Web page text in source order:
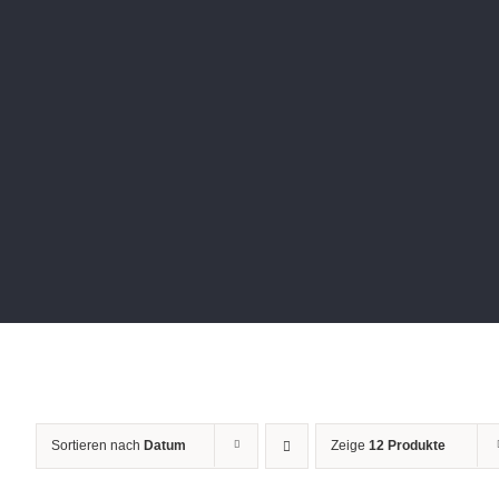
Sortieren nach Datum Zeige 12 Produkte